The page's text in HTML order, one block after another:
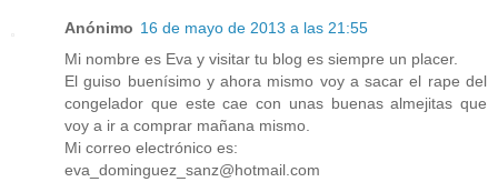
Anónimo 16 de mayo de 2013 a las 21:55
Mi nombre es Eva y visitar tu blog es siempre un placer.
El guiso buenísimo y ahora mismo voy a sacar el rape del
congelador que este cae con unas buenas almejitas que
voy a ir a comprar mañana mismo.
Mi correo electrónico es:
eva_dominguez_sanz@hotmail.com